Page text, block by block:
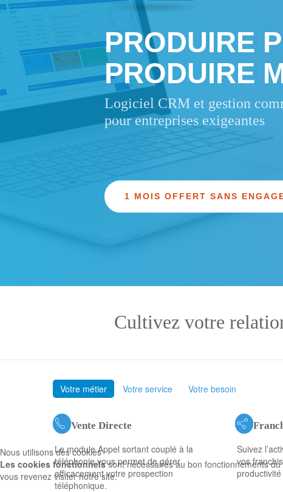
PRODUIRE
PRODUIRE
Logiciel CRM et gestion
pour entreprises exigeantes
1 MOIS OFFERT SANS
Cultivez votre
Votre métier Votre service Votre besoin
Vente Directe
Le module Appel sortant couplé à la
téléphonie vous permet de gérer
efficacement votre prospection
téléphonique.
Suivez
vos
Nous utilisons des cookies
Les cookies fonctionnelssont nécessaires au bon fonctionnements
vous revenez visiter notre site.